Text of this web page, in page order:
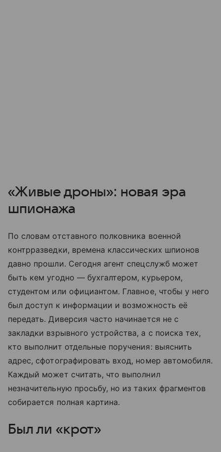
«Живые дроны»: новая эра
шпионажа
По словам отставного полковника военной
контрразведки, времена классических шпионов
давно прошли. Сегодня агент спецслужб может
быть кем угодно — бухгалтером, курьером,
студентом или официантом. Главное, чтобы у него
был доступ к информации и возможность её
передать. Диверсия часто начинается не с
закладки взрывного устройства, а с поиска тех,
кто выполнит отдельные поручения: выяснить
адрес, сфотографировать вход, номер автомобиля.
Каждый может считать, что выполнил
незначительную просьбу, но из таких фрагментов
собирается полная картина.
Был ли «крот»